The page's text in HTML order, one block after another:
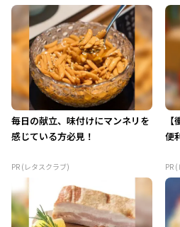
毎日の献立、味付けにマンネリを
感じている方必見！
PR (レタスクラブ)
便
PR